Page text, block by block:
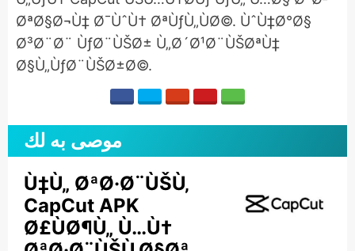
ØªØ§Ø¬Ù‡ Ø¯ÙˆÙ† ØªÙƒÙ„ÙØ©. ÙˆÙ‡Ø°Ø§
Ø³Ø¨Ø¨ ÙƒØ¨ÙŠØ± Ù„Ø´Ø¹Ø¨ÙŠØªÙ‡
Ø§Ù„ÙƒØ¨ÙŠØ±Ø©.
موصى به لك
Ù‡Ù„ ØªØ·Ø¨ÙŠÙ‚
CapCut APK
Ø£ÙØ¶Ù„ Ù…Ù†